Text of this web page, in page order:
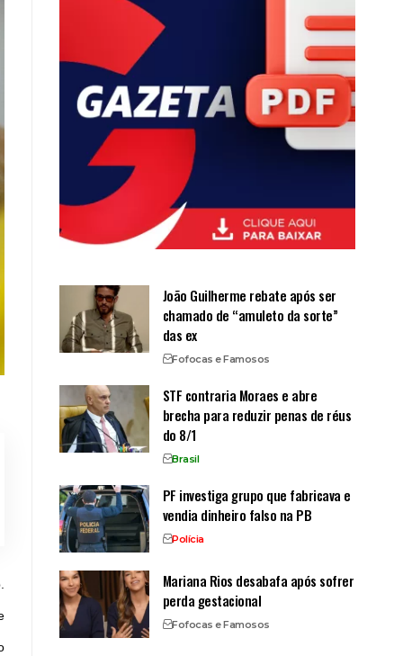
João Guilherme rebate após ser
chamado de “amuleto da sorte”
das ex
Fofocas e Famosos
STF contraria Moraes e abre
brecha para reduzir penas de réus
do 8/1
Brasil
PF investiga grupo que fabricava e
vendia dinheiro falso na PB
Polícia
Mariana Rios desabafa após sofrer
perda gestacional
Fofocas e Famosos